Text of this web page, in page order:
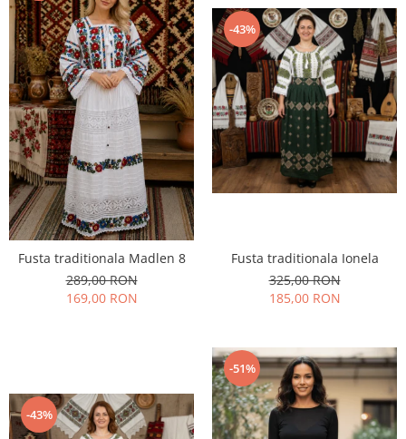
Fusta traditionala Madlen 8
289,00 RON
169,00 RON
-43%
Fusta traditionala Ionela
325,00 RON
185,00 RON
-43%
-51%